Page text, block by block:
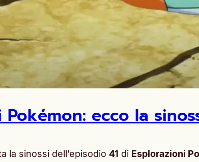
ecco la
la sinossi dell’episodio 41 di Esplorazioni